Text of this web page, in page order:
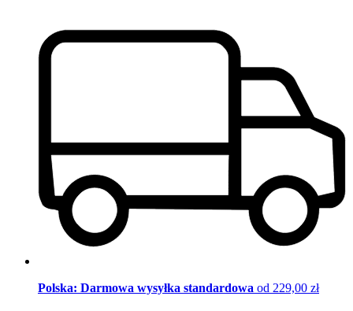
Polska: Darmowa wysyłka standardowa od 229,00 zł